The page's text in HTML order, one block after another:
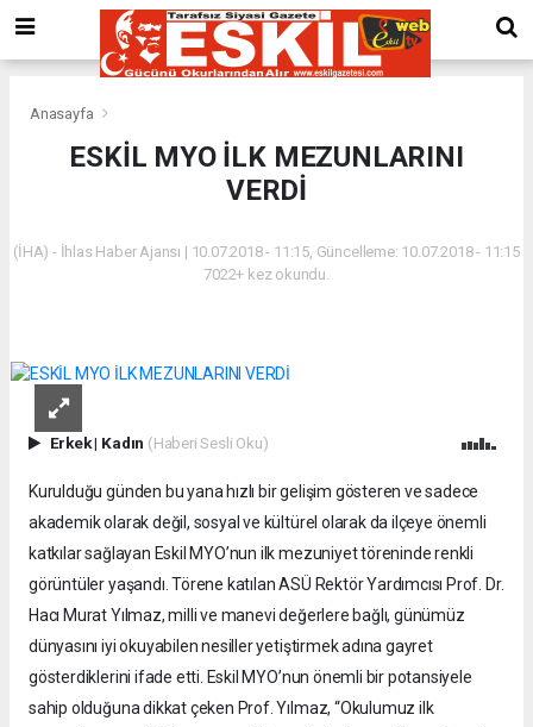
Anasayfa
ESKİL MYO İLK MEZUNLARINI
VERDİ
(İHA) - İhlas Haber Ajansı | 10.07.2018 - 11:15, Güncelleme: 10.07.2018 - 11:15
7022+ kez okundu.
Erkek| Kadın (Haberi Sesli Oku)
Kurulduğu günden bu yana hızlı bir gelişim gösteren ve sadece
akademik olarak değil, sosyal ve kültürel olarak da ilçeye önemli
katkılar sağlayan Eskil MYO’nun ilk mezuniyet töreninde renkli
görüntüler yaşandı. Törene katılan ASÜ Rektör Yardımcısı Prof. Dr.
Hacı Murat Yılmaz, milli ve manevi değerlere bağlı, günümüz
dünyasını iyi okuyabilen nesiller yetiştirmek adına gayret
gösterdiklerini ifade etti. Eskil MYO’nun önemli bir potansiyele
sahip olduğuna dikkat çeken Prof. Yılmaz, “Okulumuz ilk